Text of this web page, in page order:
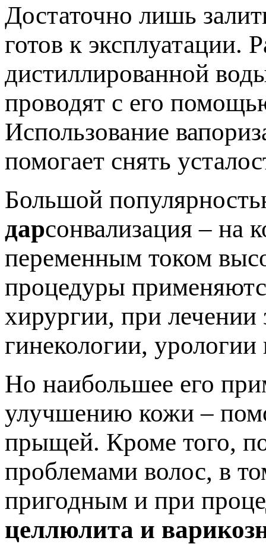
Достаточно лишь
готов к эксплуатации.
дистиллированной
проводят с его
Использование
помогает снять
Большой
дарсонвализация – на
переменным током
процедуры
хирургии, при лечении
гинекологии, урологии
Но наибольшее его
улучшению кожи –
прыщей. Кроме того,
проблемами волос, в
пригодным и при
целлюлита и